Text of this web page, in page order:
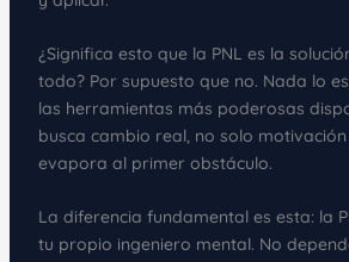
¿Significa esto que la PNL es la
todo? Por supuesto que no. Nada lo
las herramientas más poderosas
busca cambio real, no solo
evapora al primer obstáculo.
La diferencia fundamental es esta: la
tu propio ingeniero mental. No